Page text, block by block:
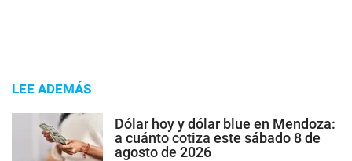
LEE ADEMÁS
Dólar hoy y dólar blue en Mendoza:
a cuánto cotiza este sábado 8 de
agosto de 2026